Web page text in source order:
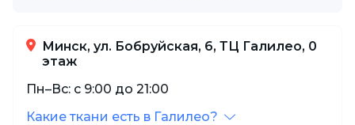
Минск, ул. Бобруйская, 6, ТЦ Галилео, 0
этаж
Пн–Вс: с 9:00 до 21:00
Какие ткани есть в Галилео?